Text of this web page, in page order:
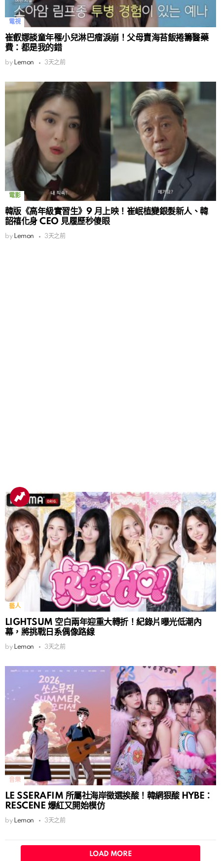
電視
崔叡娜談童年罹小兒淋巴瘤淚崩！父母賣海苔飯捲籌醫藥
費：都是我的錯
by Lemon 3天之前
電影
韓版《高年級實習生》9 月上映！崔岷植變銀髮新人、韓
韶禧化身 CEO 見履歷秒傻眼
by Lemon 3天之前
藝人
LIGHTSUM 空白兩年迎重大轉折！紀錄片曝光低潮內
幕，將挑戰日系偶像路線
by Lemon 3天之前
音樂
LE SSERAFIM 所屬社海岸徵選挨酸！韓網狠酸 HYBE：
RESCENE 爆紅又開始模仿
by Lemon 3天之前
LOAD MORE